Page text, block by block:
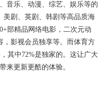
音乐、动漫、综艺、娱乐等的
美剧、英剧、韩剧等高品质海
部精品网络电影，二次元动
，影视会员独享等。而体育方
其中72%是独家的。这让广大
来更新更酷的体验。